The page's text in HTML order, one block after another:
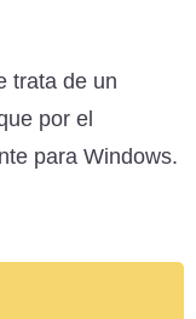
trata de un
por el
para Windows.